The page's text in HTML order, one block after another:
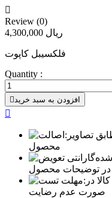

Review (0)
4,300,000 ریال
فلکسیبل کاپوت
Quantity :
افزودن به سبد خرید

تصاویر
محصول
در توضیحات محصول
در
صورت عدم رضایت